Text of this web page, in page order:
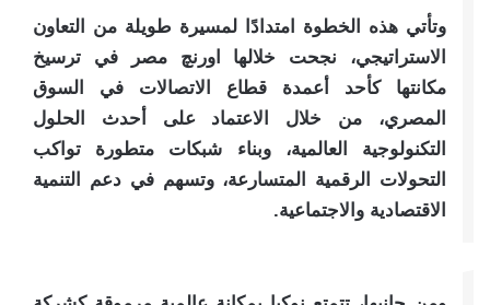
وتأتي هذه الخطوة امتدادًا لمسيرة طويلة من التعاون
الاستراتيجي، نجحت خلالها اورنچ مصر في ترسيخ
مكانتها كأحد أعمدة قطاع الاتصالات في السوق
المصري، من خلال الاعتماد على أحدث الحلول
التكنولوجية العالمية، وبناء شبكات متطورة تواكب
التحولات الرقمية المتسارعة، وتسهم في دعم التنمية
الاقتصادية والاجتماعية.